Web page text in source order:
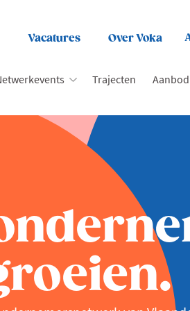
Vacatures Over Voka
Trajecten